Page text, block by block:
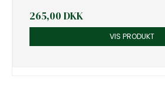
265,00 DKK
VIS PRODUKT